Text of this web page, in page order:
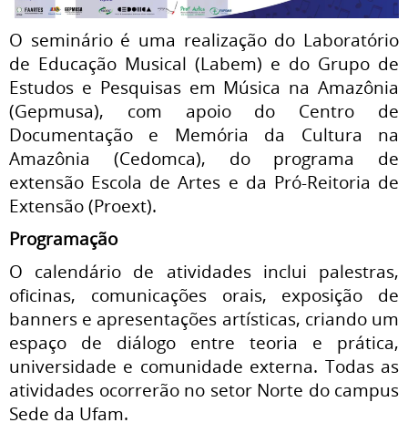
O seminário é uma realização do Laboratório
de Educação Musical (Labem) e do Grupo de
Estudos e Pesquisas em Música na Amazônia
(Gepmusa), com apoio do Centro de
Documentação e Memória da Cultura na
Amazônia (Cedomca), do programa de
extensão Escola de Artes e da Pró-Reitoria de
Extensão (Proext).
Programação
O calendário de atividades inclui palestras,
oficinas, comunicações orais, exposição de
banners e apresentações artísticas, criando um
espaço de diálogo entre teoria e prática,
universidade e comunidade externa. Todas as
atividades ocorrerão no setor Norte do campus
Sede da Ufam.